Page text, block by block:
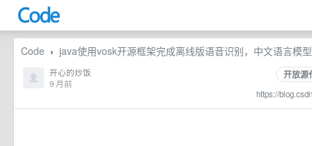
Code › java使用vosk开源框架完成离线版语音识别，中文语言模
开放源
https://
开心的炒饭
9 月前